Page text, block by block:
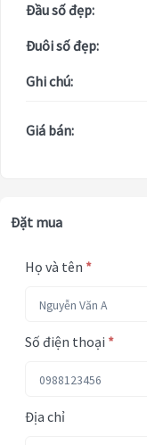
Đầu số đẹp:
Đuôi số đẹp:
Ghi chú:
Giá bán:
Đặt mua
Họ và tên *
Số điện thoại *
Địa chỉ